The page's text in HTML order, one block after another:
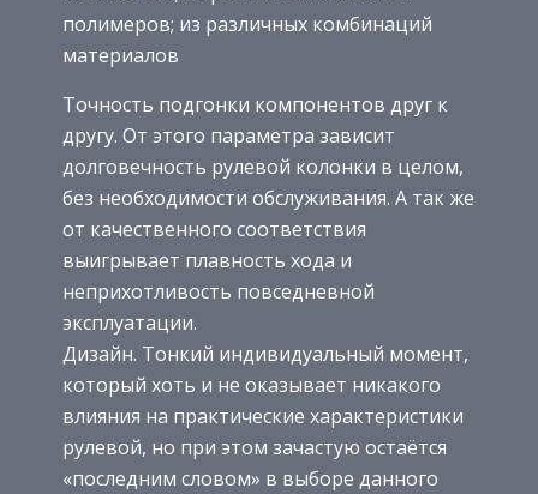
полимеров; из различных комбинаций
материалов
Точность подгонки компонентов друг к
другу. От этого параметра зависит
долговечность рулевой колонки в целом,
без необходимости обслуживания. А так же
от качественного соответствия
выигрывает плавность хода и
неприхотливость повседневной
эксплуатации.
Дизайн. Тонкий индивидуальный момент,
который хоть и не оказывает никакого
влияния на практические характеристики
рулевой, но при этом зачастую остаётся
«последним словом» в выборе данного